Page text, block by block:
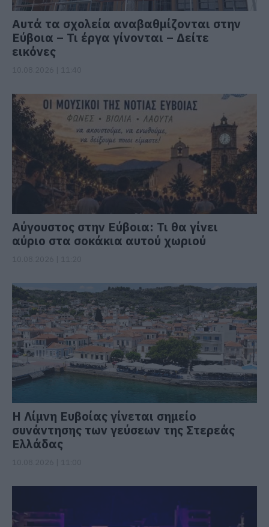
Αυτά τα σχολεία αναβαθμίζονται στην
Εύβοια – Τι έργα γίνονται – Δείτε
εικόνες
Αύγουστος στην Εύβοια: Τι θα γίνει
αύριο στα σοκάκια αυτού χωριού
Η Λίμνη Ευβοίας γίνεται σημείο
συνάντησης των γεύσεων της Στερεάς
Ελλάδας